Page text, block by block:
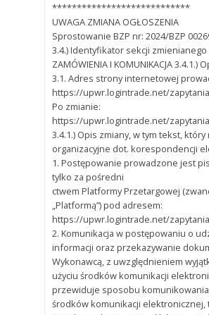
****************************
UWAGA ZMIANA OGŁOSZENIA
Sprostowanie BZP nr: 2024/BZP
3.4.) Identyfikator sekcji zmienianego
ZAMÓWIENIA I KOMUNIKACJA
3.1. Adres strony internetowej
https://upwr.logintrade.net/
Po zmianie:
https://upwr.logintrade.net/
3.4.1.) Opis zmiany, w tym tekst,
organizacyjne dot. korespondencji
1. Postępowanie prowadzone jest
tylko za pośredni
ctwem Platformy Przetargowej
„Platformą”) pod adresem:
https://upwr.logintrade.net/
2. Komunikacja w postępowaniu o
informacji oraz przekazywanie
Wykonawcą, z uwzględnieniem
użyciu środków komunikacji
przewiduje sposobu
środków komunikacji elektronicznej,